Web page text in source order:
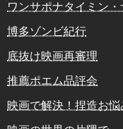
ワンサポナタイミン
博多ゾンビ紀行
底抜け映画再審理
推薦ポエム品評会
映画で解決！捏造お